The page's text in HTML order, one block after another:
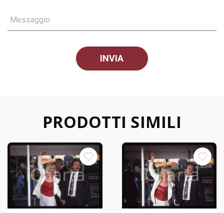
Messaggio
PRODOTTI SIMILI